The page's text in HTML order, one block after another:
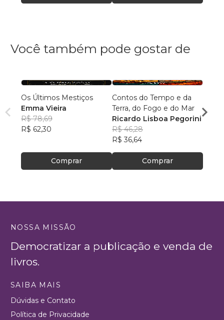
Você também pode gostar de
Os Últimos Mestiços
Emma Vieira
R$ 78,69
R$ 62,30
Comprar
Contos do Tempo e da
Terra, do Fogo e do Mar
Ricardo Lisboa Pegorini
R$ 46,28
R$ 36,64
Comprar
Jairo
NOSSA MISSÃO
Democratizar a publicação e venda de
livros.
SAIBA MAIS
Dúvidas e Contato
Política de Privacidade